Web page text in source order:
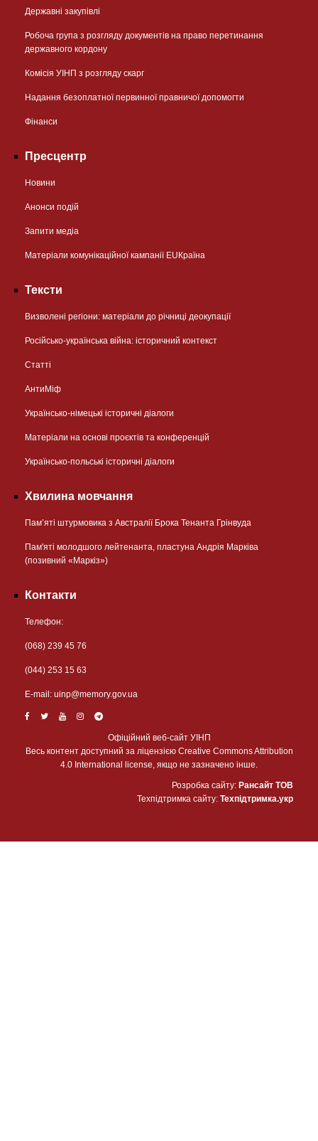
Державні закупівлі
Робоча група з розгляду документів на право перетинання
державного кордону
Комісія УІНП з розгляду скарг
Надання безоплатної первинної правничої допомогти
Фінанси
Пресцентр
Новини
Анонси подій
Запити медіа
Матеріали комунікаційної кампанії EUКраїна
Тексти
Визволені регіони: матеріали до річниці деокупації
Російсько-українська війна: історичний контекст
Статті
АнтиМіф
Українсько-німецькі історичні діалоги
Матеріали на основі проєктів та конференцій
Українсько-польські історичні діалоги
Хвилина мовчання
Пам’яті штурмовика з Австралії Брока Тенанта Грінвуда
Пам'яті молодшого лейтенанта, пластуна Андрія Марківа
(позивний «Маркіз»)
Контакти
Телефон:
(068) 239 45 76
(044) 253 15 63
Е-mail: uinp@memory.gov.ua
Офіційний веб-сайт УІНП
Весь контент доступний за ліцензією Creative Commons Attribution
4.0 International license, якщо не зазначено інше.
Розробка сайту: Рансайт ТОВ
Техпідтримка сайту: Техпідтримка.укр